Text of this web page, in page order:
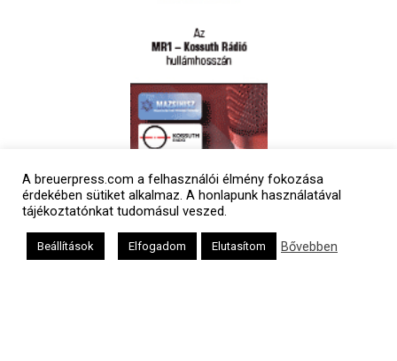
Polgári naptár
A breuerpress.com a felhasználói élmény fokozása
érdekében sütiket alkalmaz. A honlapunk használatával
tájékoztatónkat tudomásul veszed.
Beállítások Elfogadom Elutasítom Bővebben